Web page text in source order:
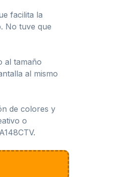
facilita la
No tuve que
al tamaño
al mismo
de colores y
o